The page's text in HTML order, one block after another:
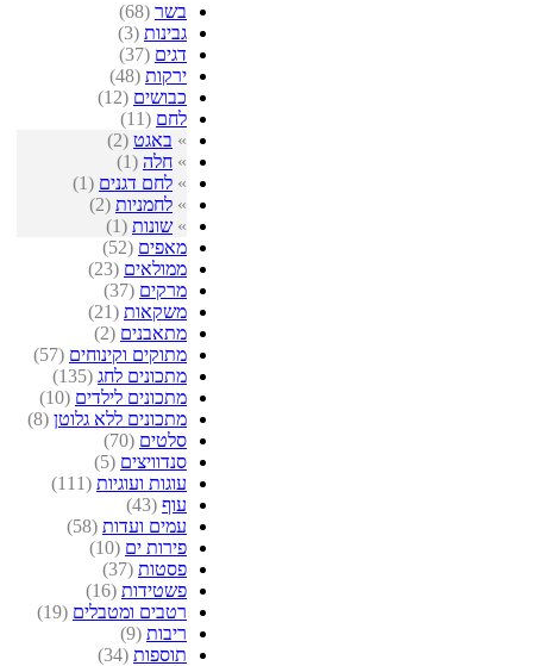
בשר (68)
גבינות (3)
דגים (37)
ירקות (48)
כבושים (12)
לחם (11)
» באגט (2)
» חלה (1)
» לחם דגנים (1)
» לחמניות (2)
» שונות (1)
מאפים (52)
ממולאים (23)
מרקים (37)
משקאות (21)
מתאבנים (2)
מתוקים וקינוחים (57)
מתכונים לחג (135)
מתכונים לילדים (10)
מתכונים ללא גלוטן (8)
סלטים (70)
סנדוויצים (5)
עוגות ועוגיות (111)
עוף (43)
עמים ועדות (58)
פירות ים (10)
פסטות (37)
פשטידות (16)
רטבים ומטבלים (19)
ריבות (9)
תוספות (34)